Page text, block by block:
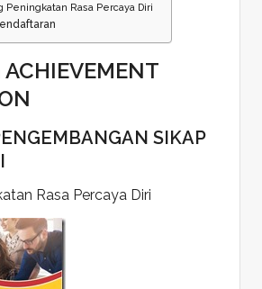
Peningkatan Rasa Percaya Diri
SIKAP
Rasa Percaya Diri